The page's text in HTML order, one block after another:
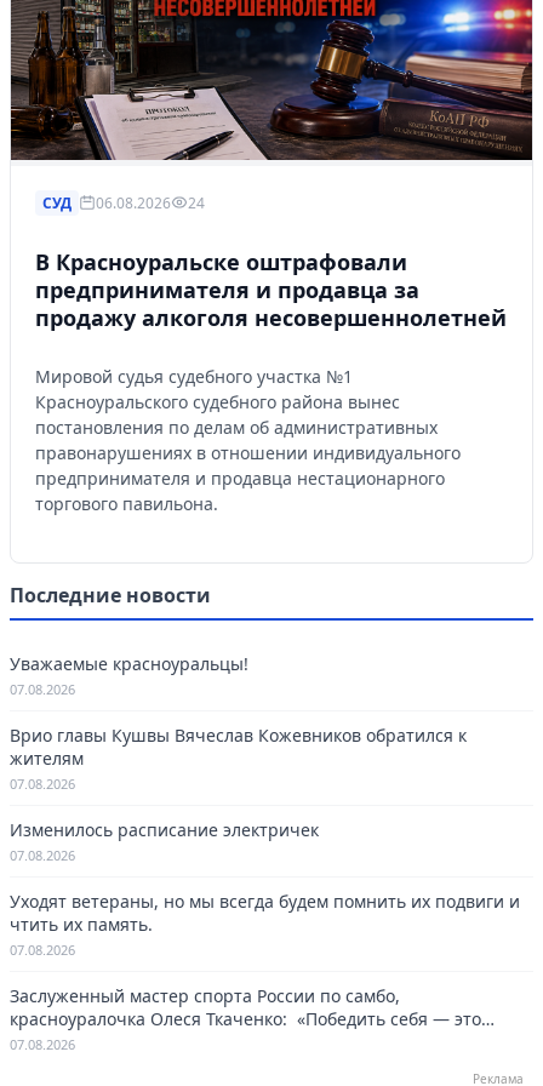
СУД 06.08.2026 24
В Красноуральске оштрафовали
предпринимателя и продавца за
продажу алкоголя несовершеннолетней
Мировой судья судебного участка №1
Красноуральского судебного района вынес
постановления по делам об административных
правонарушениях в отношении индивидуального
предпринимателя и продавца нестационарного
торгового павильона.
Последние новости
Уважаемые красноуральцы!
07.08.2026
Врио главы Кушвы Вячеслав Кожевников обратился к
жителям
07.08.2026
Изменилось расписание электричек
07.08.2026
Уходят ветераны, но мы всегда будем помнить их подвиги и
чтить их память.
07.08.2026
Заслуженный мастер спорта России по самбо,
красноуралочка Олеся Ткаченко: «Победить себя — это
навсегда»
07.08.2026
Реклама